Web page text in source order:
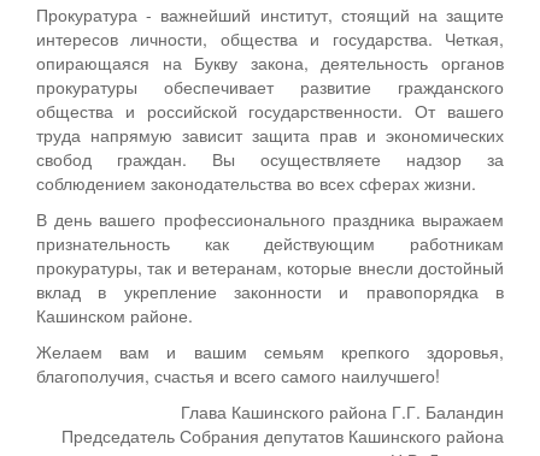
Прокуратура - важнейший институт, стоящий на защите
интересов личности, общества и государства. Четкая,
опирающаяся на Букву закона, деятельность органов
прокуратуры обеспечивает развитие гражданского
общества и российской государственности. От вашего
труда напрямую зависит защита прав и экономических
свобод граждан. Вы осуществляете надзор за
соблюдением законодательства во всех сферах жизни.
В день вашего профессионального праздника выражаем
признательность как действующим работникам
прокуратуры, так и ветеранам, которые внесли достойный
вклад в укрепление законности и правопорядка в
Кашинском районе.
Желаем вам и вашим семьям крепкого здоровья,
благополучия, счастья и всего самого наилучшего!
Глава Кашинского района Г.Г. Баландин
Председатель Собрания депутатов Кашинского района